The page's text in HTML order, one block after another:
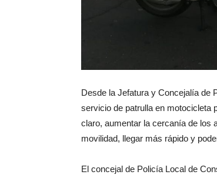
Desde la Jefatura y Concejalía de
servicio de patrulla en motocicleta
claro, aumentar la cercanía de los
movilidad, llegar más rápido y
El concejal de Policía Local de